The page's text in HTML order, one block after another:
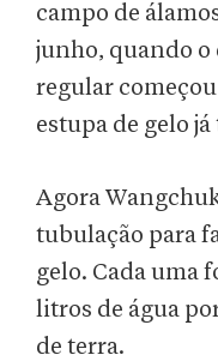
campo de
junho, quando
regular
estupa de gelo
Agora
tubulação para
gelo. Cada uma
litros de água
de terra.